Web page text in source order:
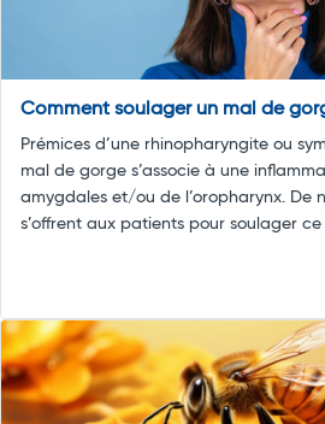
Comment soulager un mal de
Prémices d’une rhinopharyngite ou
mal de gorge s’associe à une
amygdales et/ou de l’oropharynx. De
s’offrent aux patients pour soulager ce